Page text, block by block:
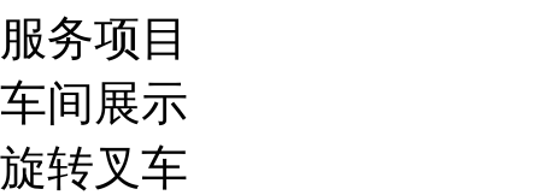
服务项目
车间展示
旋转叉车